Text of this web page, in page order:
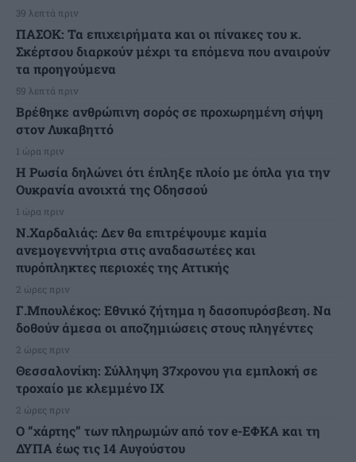
39 λεπτά πριν
ΠΑΣΟΚ: Τα επιχειρήματα και οι πίνακες του κ.
Σκέρτσου διαρκούν μέχρι τα επόμενα που αναιρούν
τα προηγούμενα
59 λεπτά πριν
Βρέθηκε ανθρώπινη σορός σε προχωρημένη σήψη
στον Λυκαβηττό
1 ώρα πριν
Η Ρωσία δηλώνει ότι έπληξε πλοίο με όπλα για την
Ουκρανία ανοιχτά της Οδησσού
1 ώρα πριν
Ν.Χαρδαλιάς: Δεν θα επιτρέψουμε καμία
ανεμογεννήτρια στις αναδασωτέες και
πυρόπληκτες περιοχές της Αττικής
2 ώρες πριν
Γ.Μπουλέκος: Εθνικό ζήτημα η δασοπυρόσβεση. Να
δοθούν άμεσα οι αποζημιώσεις στους πληγέντες
2 ώρες πριν
Θεσσαλονίκη: Σύλληψη 37χρονου για εμπλοκή σε
τροχαίο με κλεμμένο ΙΧ
2 ώρες πριν
Ο “χάρτης” των πληρωμών από τον e-ΕΦΚΑ και τη
ΔΥΠΑ έως τις 14 Αυγούστου